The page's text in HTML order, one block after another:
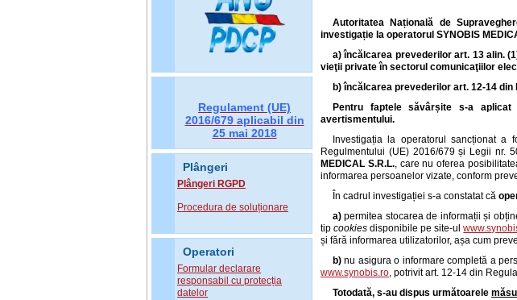
Regulament (UE)
2016/679 aplicabil din
25 mai 2018
Plângeri
Plângeri RGPD
Procedura de soluționare
Operatori
Formular declarare
responsabil cu protecția
datelor
Autoritatea Națională de
investigație la operatorul SYNOBIS
a) încălcarea prevederilorart. 13 alin.
vieţii private în sectorul comunicaţiilor
b) încălcarea prevederilor art. 12-14 din
Pentru faptele săvârșite s-a aplicat
avertismentului.
Investigația la operatorul sancționat
Regulmentului (UE) 2016/679 și Legii nr.
MEDICAL S.R.L., care nu oferea
informarea persoanelor vizate, conform
În cadrul investigației s-a constatat că
a) permitea stocarea de informații și
tipcookies disponibile pe site-ul
și fără informarea utilizatorilor, așa cum
b)nu asigura o informare completă a
www.synobis.ro, potrivit art. 12-14 din
Totodată, s-au dispus următoarele